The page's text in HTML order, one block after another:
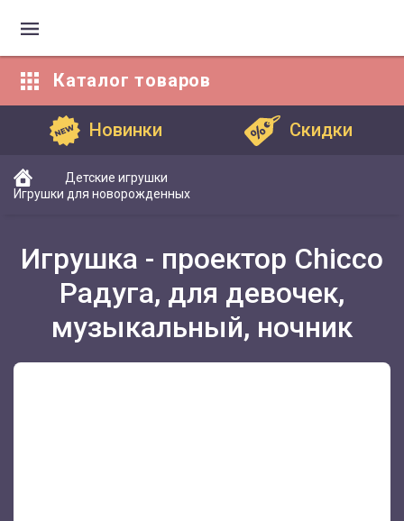
Каталог товаров
Новинки Скидки
Детские игрушки
Игрушки для новорожденных
Игрушка - проектор Chicco
Радуга, для девочек,
музыкальный, ночник